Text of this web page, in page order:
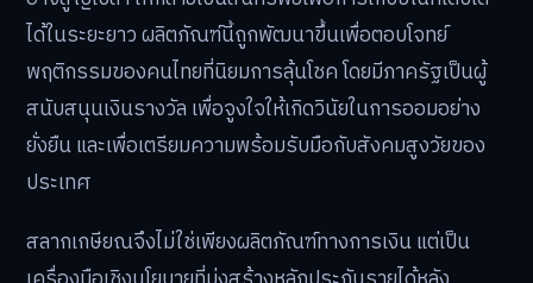
เป้าหมายเพื่อความมั่นคงยามเกษียณ:
ผลิตภัณฑ์นี้มีเป้า
หมายหลักเพื่อส่งเสริมการออมระยะยาว โดยเงินสะสม
และผลตอบแทนจะสามารถถอนออกมาใช้ได้เมื่ออายุครบ
60 ปีบริบูรณ์
การ **เปิดพอร์ต “สลากเกษียณ” สินทรัพย์ใหม่เพื่อคนรุ่น
ใหม่** ถือเป็นทางเลือกที่น่าสนใจสำหรับการเริ่มต้นวางแผน
การเงินเพื่ออนาคต โดยเปลี่ยนค่าใช้จ่ายจากการเสี่ยงโชคที่